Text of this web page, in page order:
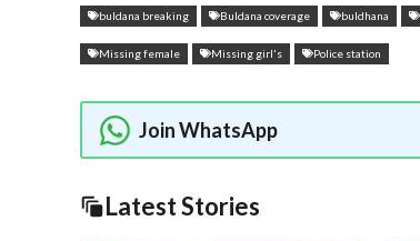
buldana breaking Buldana coverage buldhana
Missing female Missing girl's Police station
Join WhatsApp
Latest Stories